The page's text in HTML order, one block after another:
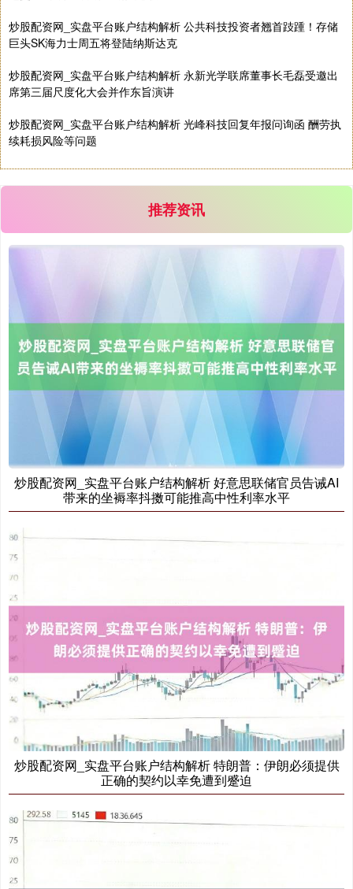
上证综指 3940.04 +39.68 +1.02%
深证成指 14311.01 +200.89 +1.42%
沪深300 4694.44 +43.13 +0.93%
炒股配资网_实盘平台账户结构解析 公共科技投资者翘首跂踵！存储
巨头SK海力士周五将登陆纳斯达克
炒股配资网_实盘平台账户结构解析 永新光学联席董事长毛磊受邀出
席第三届尺度化大会并作东旨演讲
炒股配资网_实盘平台账户结构解析 光峰科技回复年报问询函 酬劳执
续耗损风险等问题
推荐资讯
炒股配资网_实盘平台账户结构解析 好意思联储官员告诫AI
带来的坐褥率抖擞可能推高中性利率水平
炒股配资网_实盘平台账户结构解析 特朗普：伊朗必须提供
正确的契约以幸免遭到蹙迫